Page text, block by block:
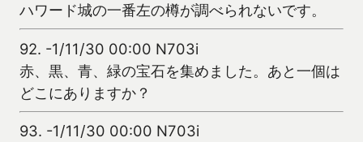
ハワード城の一番左の樽が調べられないです。
92. -1/11/30 00:00 N703i
赤、黒、青、緑の宝石を集めました。あと一個は
どこにありますか？
93. -1/11/30 00:00 N703i